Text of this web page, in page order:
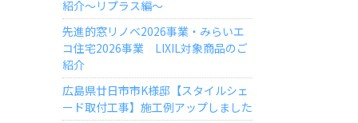
紹介～リプラス編～
先進的窓リノベ2026事業・みらいエ
コ住宅2026事業 LIXIL対象商品のご
紹介
広島県廿日市市K様邸【スタイルシェ
ード取付工事】施工例アップしました